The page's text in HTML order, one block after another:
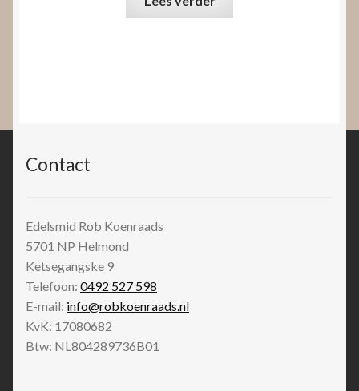
Contact
Edelsmid Rob Koenraads
5701 NP Helmond
Ketsegangske 9
Telefoon: 0492 527 598
E-mail: info@robkoenraads.nl
KvK: 17080682
Btw: NL804289736B01